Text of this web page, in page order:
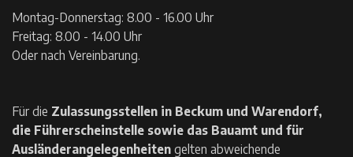
Montag-Donnerstag: 8.00 - 16.00 Uhr
Freitag: 8.00 - 14.00 Uhr
Oder nach Vereinbarung.
Für die Zulassungsstellen in Beckum und Warendorf,
die Führerscheinstelle sowie das Bauamt und für
Ausländerangelegenheiten gelten abweichende